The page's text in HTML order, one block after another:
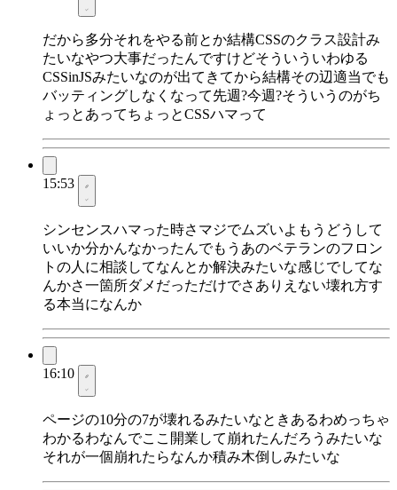
だから多分それをやる前とか結構CSSのクラス設計み
たいなやつ大事だったんですけどそういういわゆる
CSSinJSみたいなのが出てきてから結構その辺適当でも
バッティングしなくなって先週?今週?そういうのがち
ょっとあってちょっとCSSハマって
15:53
シンセンスハマった時さマジでムズいよもうどうして
いいか分かんなかったんでもうあのベテランのフロン
トの人に相談してなんとか解決みたいな感じでしてな
んかさ一箇所ダメだっただけでさありえない壊れ方す
る本当になんか
16:10
ページの10分の7が壊れるみたいなときあるわめっちゃ
わかるわなんでここ開業して崩れたんだろうみたいな
それが一個崩れたらなんか積み木倒しみたいな